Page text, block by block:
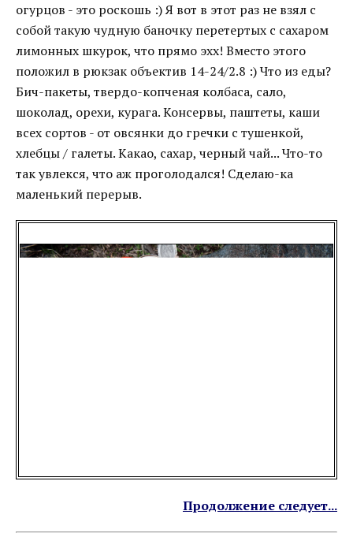
огурцов - это роскошь :) Я вот в этот раз не взял с
собой такую чудную баночку перетертых с сахаром
лимонных шкурок, что прямо эхх! Вместо этого
положил в рюкзак объектив 14-24/2.8 :) Что из еды?
Бич-пакеты, твердо-копченая колбаса, сало,
шоколад, орехи, курага. Консервы, паштеты, каши
всех сортов - от овсянки до гречки с тушенкой,
хлебцы / галеты. Какао, сахар, черный чай... Что-то
так увлекся, что аж проголодался! Сделаю-ка
маленький перерыв.
Продолжение следует...